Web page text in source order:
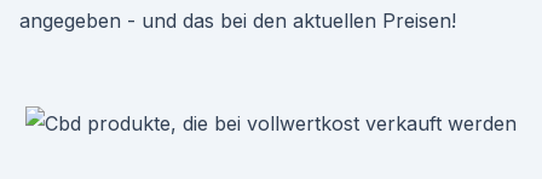
angegeben - und das bei den aktuellen Preisen!